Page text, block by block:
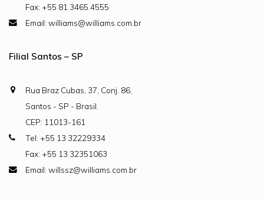
Fax: +55 81 3465.4555
Email: williams@williams.com.br
Filial Santos – SP
Rua Braz Cubas, 37, Conj. 86,
Santos - SP - Brasil.
CEP: 11013-161
Tel: +55 13 32229334
Fax: +55 13 32351063
Email: willssz@williams.com.br